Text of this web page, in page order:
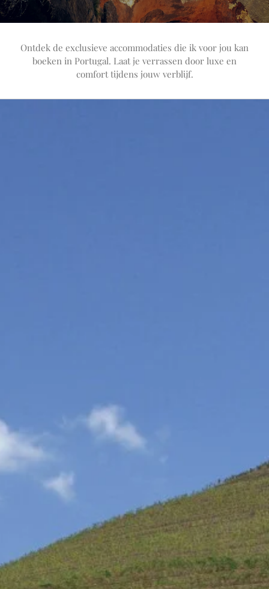
Ontdek de exclusieve accommodaties die ik voor jou kan
boeken in Portugal. Laat je verrassen door luxe en
comfort tijdens jouw verblijf.